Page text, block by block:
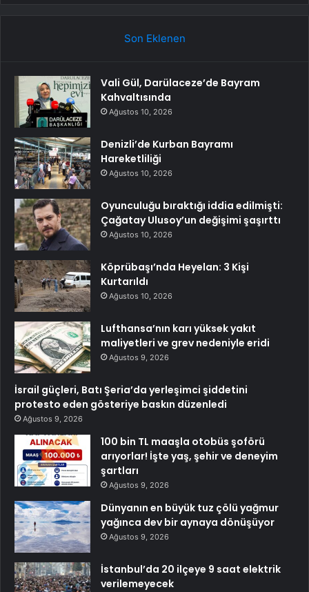
Son Eklenen
Vali Gül, Darülaceze’de Bayram
Kahvaltısında
Ağustos 10, 2026
Denizli’de Kurban Bayramı
Hareketliliği
Ağustos 10, 2026
Oyunculuğu bıraktığı iddia edilmişti:
Çağatay Ulusoy’un değişimi şaşırttı
Ağustos 10, 2026
Köprübaşı’nda Heyelan: 3 Kişi
Kurtarıldı
Ağustos 10, 2026
Lufthansa’nın karı yüksek yakıt
maliyetleri ve grev nedeniyle eridi
Ağustos 9, 2026
İsrail güçleri, Batı Şeria’da yerleşimci şiddetini
protesto eden gösteriye baskın düzenledi
Ağustos 9, 2026
100 bin TL maaşla otobüs şoförü
arıyorlar! İşte yaş, şehir ve deneyim
şartları
Ağustos 9, 2026
Dünyanın en büyük tuz çölü yağmur
yağınca dev bir aynaya dönüşüyor
Ağustos 9, 2026
İstanbul’da 20 ilçeye 9 saat elektrik
verilemeyecek